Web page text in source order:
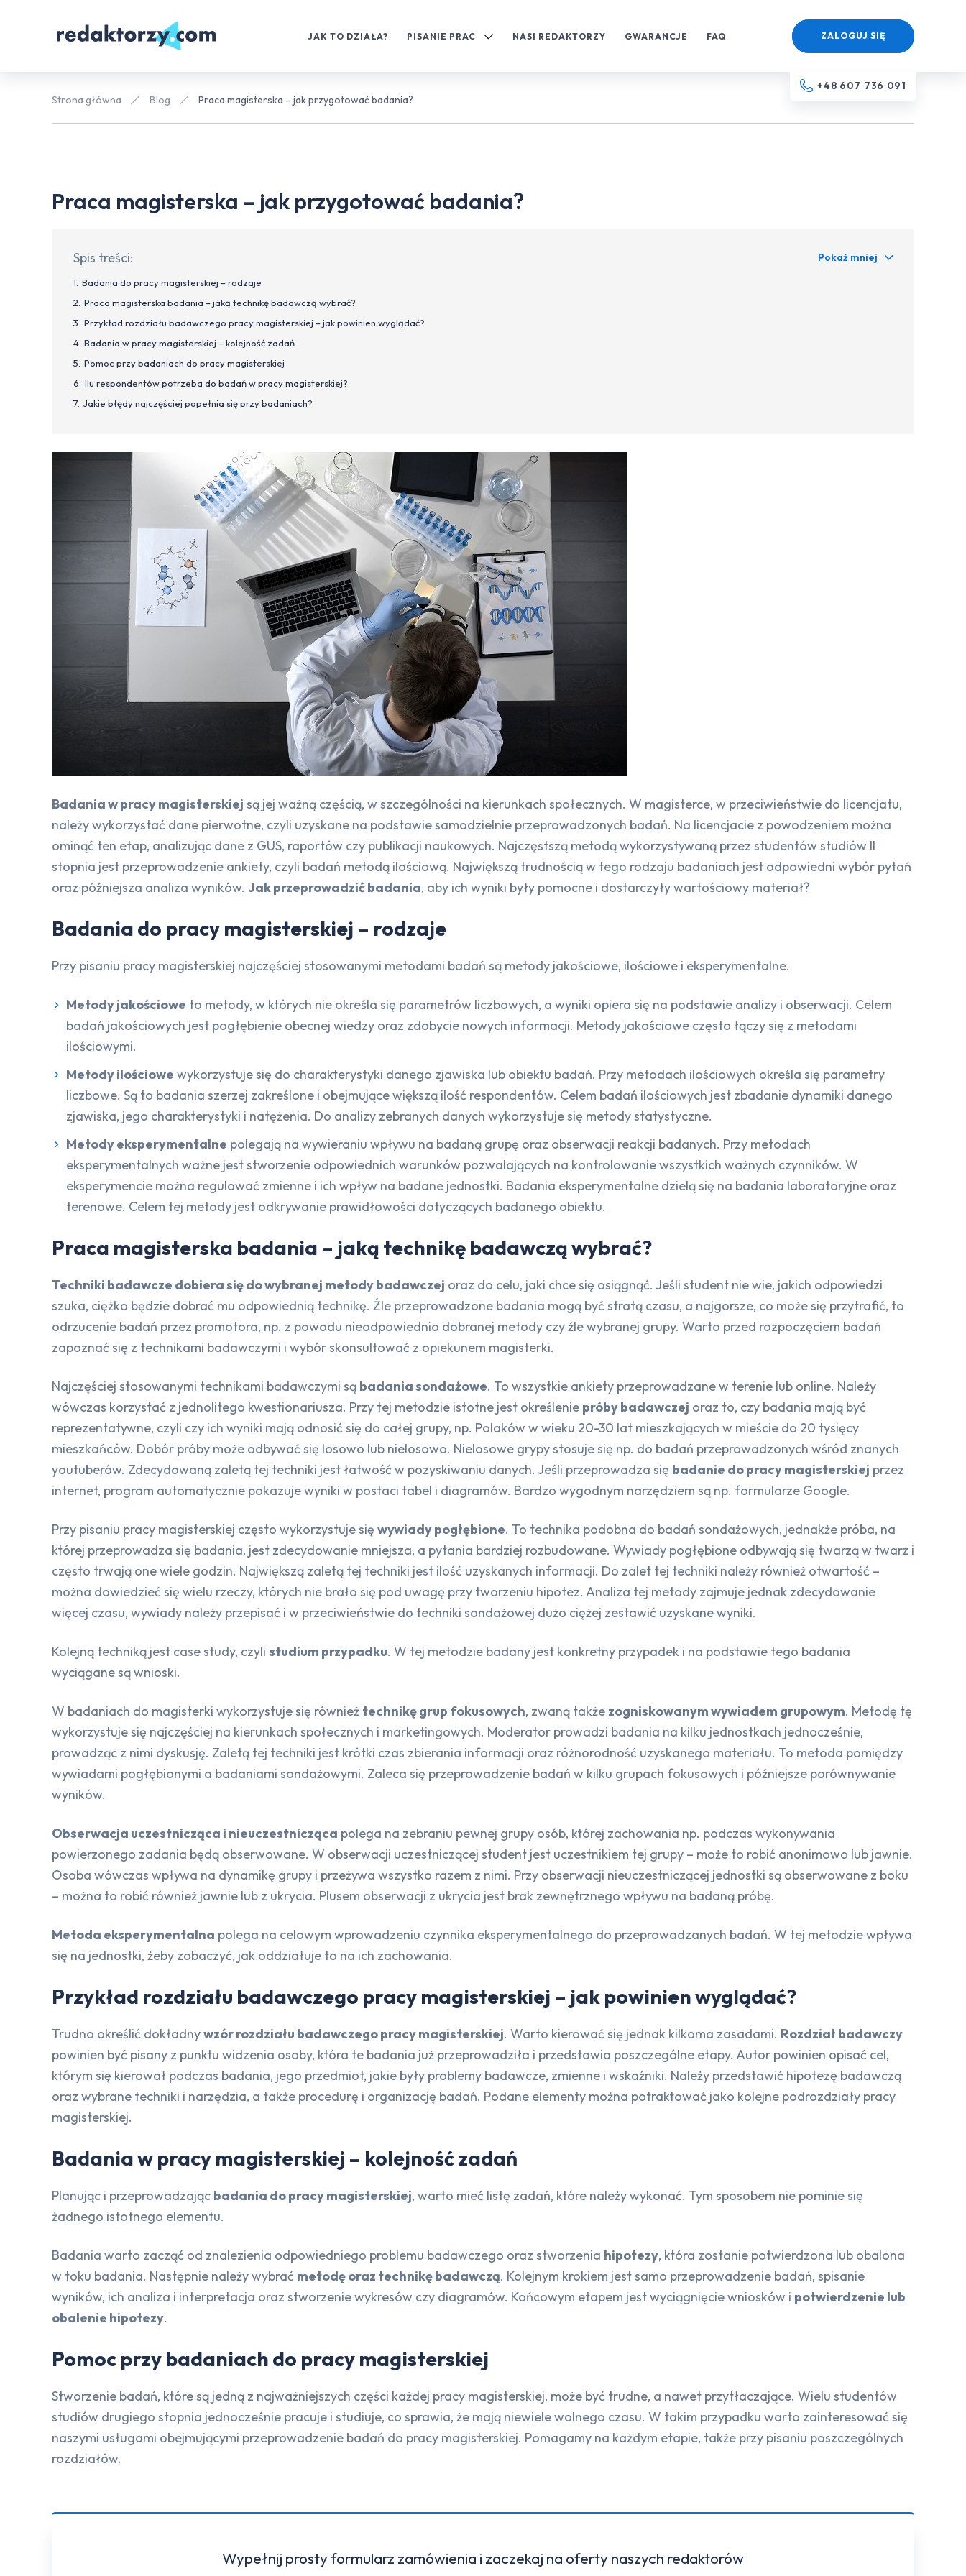
JAK TO DZIAŁA? PISANIE PRAC NASI REDAKTORZY GWARANCJE FAQ
+48 607 736 091
ZALOGUJ SIĘ
Strona główna Blog Praca magisterska – jak przygotować badania?
Praca magisterska – jak przygotować badania?
Spis treści: Pokaż mniej
Badania do pracy magisterskiej – rodzaje
Praca magisterska badania – jaką technikę badawczą wybrać?
Przykład rozdziału badawczego pracy magisterskiej – jak powinien wyglądać?
Badania w pracy magisterskiej – kolejność zadań
Pomoc przy badaniach do pracy magisterskiej
Ilu respondentów potrzeba do badań w pracy magisterskiej?
Jakie błędy najczęściej popełnia się przy badaniach?
Badania w pracy magisterskiej są jej ważną częścią, w szczególności na kierunkach społecznych. W magisterce, w przeciwieństwie do licencjatu,
należy wykorzystać dane pierwotne, czyli uzyskane na podstawie samodzielnie przeprowadzonych badań. Na licencjacie z powodzeniem można
ominąć ten etap, analizując dane z GUS, raportów czy publikacji naukowych. Najczęstszą metodą wykorzystywaną przez studentów studiów II
stopnia jest przeprowadzenie ankiety, czyli badań metodą ilościową. Największą trudnością w tego rodzaju badaniach jest odpowiedni wybór pytań
oraz późniejsza analiza wyników. Jak przeprowadzić badania, aby ich wyniki były pomocne i dostarczyły wartościowy materiał?
Badania do pracy magisterskiej – rodzaje
Przy pisaniu pracy magisterskiej najczęściej stosowanymi metodami badań są metody jakościowe, ilościowe i eksperymentalne.
Metody jakościowe to metody, w których nie określa się parametrów liczbowych, a wyniki opiera się na podstawie analizy i obserwacji. Celem
badań jakościowych jest pogłębienie obecnej wiedzy oraz zdobycie nowych informacji. Metody jakościowe często łączy się z metodami
ilościowymi.
Metody ilościowe wykorzystuje się do charakterystyki danego zjawiska lub obiektu badań. Przy metodach ilościowych określa się parametry
liczbowe. Są to badania szerzej zakreślone i obejmujące większą ilość respondentów. Celem badań ilościowych jest zbadanie dynamiki danego
zjawiska, jego charakterystyki i natężenia. Do analizy zebranych danych wykorzystuje się metody statystyczne.
Metody eksperymentalne polegają na wywieraniu wpływu na badaną grupę oraz obserwacji reakcji badanych. Przy metodach
eksperymentalnych ważne jest stworzenie odpowiednich warunków pozwalających na kontrolowanie wszystkich ważnych czynników. W
eksperymencie można regulować zmienne i ich wpływ na badane jednostki. Badania eksperymentalne dzielą się na badania laboratoryjne oraz
terenowe. Celem tej metody jest odkrywanie prawidłowości dotyczących badanego obiektu.
Praca magisterska badania – jaką technikę badawczą wybrać?
Techniki badawcze dobiera się do wybranej metody badawczej oraz do celu, jaki chce się osiągnąć. Jeśli student nie wie, jakich odpowiedzi
szuka, ciężko będzie dobrać mu odpowiednią technikę. Źle przeprowadzone badania mogą być stratą czasu, a najgorsze, co może się przytrafić, to
odrzucenie badań przez promotora, np. z powodu nieodpowiednio dobranej metody czy źle wybranej grupy. Warto przed rozpoczęciem badań
zapoznać się z technikami badawczymi i wybór skonsultować z opiekunem magisterki.
Najczęściej stosowanymi technikami badawczymi są badania sondażowe. To wszystkie ankiety przeprowadzane w terenie lub online. Należy
wówczas korzystać z jednolitego kwestionariusza. Przy tej metodzie istotne jest określenie próby badawczej oraz to, czy badania mają być
reprezentatywne, czyli czy ich wyniki mają odnosić się do całej grupy, np. Polaków w wieku 20-30 lat mieszkających w mieście do 20 tysięcy
mieszkańców. Dobór próby może odbywać się losowo lub nielosowo. Nielosowe grypy stosuje się np. do badań przeprowadzonych wśród znanych
youtuberów. Zdecydowaną zaletą tej techniki jest łatwość w pozyskiwaniu danych. Jeśli przeprowadza się badanie do pracy magisterskiej przez
internet, program automatycznie pokazuje wyniki w postaci tabel i diagramów. Bardzo wygodnym narzędziem są np. formularze Google.
Przy pisaniu pracy magisterskiej często wykorzystuje się wywiady pogłębione. To technika podobna do badań sondażowych, jednakże próba, na
której przeprowadza się badania, jest zdecydowanie mniejsza, a pytania bardziej rozbudowane. Wywiady pogłębione odbywają się twarzą w twarz i
często trwają one wiele godzin. Największą zaletą tej techniki jest ilość uzyskanych informacji. Do zalet tej techniki należy również otwartość –
można dowiedzieć się wielu rzeczy, których nie brało się pod uwagę przy tworzeniu hipotez. Analiza tej metody zajmuje jednak zdecydowanie
więcej czasu, wywiady należy przepisać i w przeciwieństwie do techniki sondażowej dużo ciężej zestawić uzyskane wyniki.
Kolejną techniką jest case study, czyli studium przypadku. W tej metodzie badany jest konkretny przypadek i na podstawie tego badania
wyciągane są wnioski.
W badaniach do magisterki wykorzystuje się również technikę grup fokusowych, zwaną także zogniskowanym wywiadem grupowym. Metodę tę
wykorzystuje się najczęściej na kierunkach społecznych i marketingowych. Moderator prowadzi badania na kilku jednostkach jednocześnie,
prowadząc z nimi dyskusję. Zaletą tej techniki jest krótki czas zbierania informacji oraz różnorodność uzyskanego materiału. To metoda pomiędzy
wywiadami pogłębionymi a badaniami sondażowymi. Zaleca się przeprowadzenie badań w kilku grupach fokusowych i późniejsze porównywanie
wyników.
Obserwacja uczestnicząca i nieuczestnicząca polega na zebraniu pewnej grupy osób, której zachowania np. podczas wykonywania
powierzonego zadania będą obserwowane. W obserwacji uczestniczącej student jest uczestnikiem tej grupy – może to robić anonimowo lub jawnie.
Osoba wówczas wpływa na dynamikę grupy i przeżywa wszystko razem z nimi. Przy obserwacji nieuczestniczącej jednostki są obserwowane z boku
– można to robić również jawnie lub z ukrycia. Plusem obserwacji z ukrycia jest brak zewnętrznego wpływu na badaną próbę.
Metoda eksperymentalna polega na celowym wprowadzeniu czynnika eksperymentalnego do przeprowadzanych badań. W tej metodzie wpływa
się na jednostki, żeby zobaczyć, jak oddziałuje to na ich zachowania.
Przykład rozdziału badawczego pracy magisterskiej – jak powinien wyglądać?
Trudno określić dokładnywzór rozdziału badawczego pracy magisterskiej. Warto kierować się jednak kilkoma zasadami. Rozdział badawczy
powinien być pisany z punktu widzenia osoby, która te badania już przeprowadziła i przedstawia poszczególne etapy. Autor powinien opisać cel,
którym się kierował podczas badania, jego przedmiot, jakie były problemy badawcze, zmienne i wskaźniki. Należy przedstawić hipotezę badawczą
oraz wybrane techniki i narzędzia, a także procedurę i organizację badań. Podane elementy można potraktować jako kolejne podrozdziały pracy
magisterskiej.
Badania w pracy magisterskiej – kolejność zadań
Planując i przeprowadzając badania do pracy magisterskiej, warto mieć listę zadań, które należy wykonać. Tym sposobem nie pominie się
żadnego istotnego elementu.
Badania warto zacząć od znalezienia odpowiedniego problemu badawczego oraz stworzenia hipotezy, która zostanie potwierdzona lub obalona
w toku badania. Następnie należy wybrać metodę oraz technikę badawczą. Kolejnym krokiem jest samo przeprowadzenie badań, spisanie
wyników, ich analiza i interpretacja oraz stworzenie wykresów czy diagramów. Końcowym etapem jest wyciągnięcie wniosków i potwierdzenie lub
obalenie hipotezy.
Pomoc przy badaniach do pracy magisterskiej
Stworzenie badań, które są jedną z najważniejszych części każdej pracy magisterskiej, może być trudne, a nawet przytłaczające. Wielu studentów
studiów drugiego stopnia jednocześnie pracuje i studiuje, co sprawia, że mają niewiele wolnego czasu. W takim przypadku warto zainteresować się
naszymi usługami obejmującymi przeprowadzenie badań do pracy magisterskiej. Pomagamy na każdym etapie, także przy pisaniu poszczególnych
rozdziałów.
Wypełnij prosty formularz zamówienia i zaczekaj na oferty naszych redaktorów